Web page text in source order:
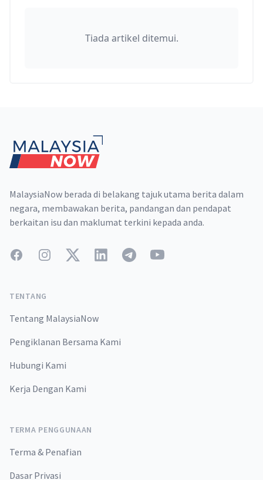
Tiada artikel ditemui.
MalaysiaNow berada di belakang tajuk utama berita dalam
negara, membawakan berita, pandangan dan pendapat
berkaitan isu dan maklumat terkini kepada anda.
FacebookInstagramTwitterLinkedInTelegramYouTube
TENTANG
Tentang MalaysiaNow
Pengiklanan Bersama Kami
Hubungi Kami
Kerja Dengan Kami
TERMA PENGGUNAAN
Terma & Penafian
Dasar Privasi